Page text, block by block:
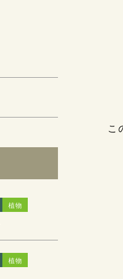
こ
植物
植物